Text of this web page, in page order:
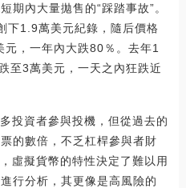
期內大量拋售的“踩踏事故”。
下1.9萬美元紀錄，隨后價格
，一年內大跌80％。去年1
至3萬美元，一天之內狂跌近
投資者參與投機，但從過去的
的數倍，不乏杠桿參與者財
虛擬貨幣的特性決定了難以用
行分析，其更像是高風險的